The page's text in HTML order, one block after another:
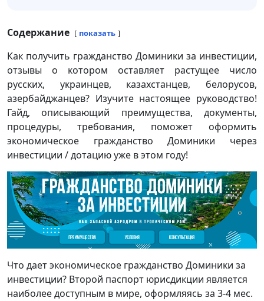
Содержание показать
Как получить гражданство Доминики за инвестиции,
отзывы о котором оставляет растущее число
русских, украинцев, казахстанцев, белорусов,
азербайджанцев? Изучите настоящее руководство!
Гайд, описывающий преимущества, документы,
процедуры, требования, поможет оформить
экономическое гражданство Доминики через
инвестиции / дотацию уже в этом году!
Что дает экономическое гражданство Доминики за
инвестиции? Второй паспорт юрисдикции является
наиболее доступным в мире, оформляясь за 3-4 мес.